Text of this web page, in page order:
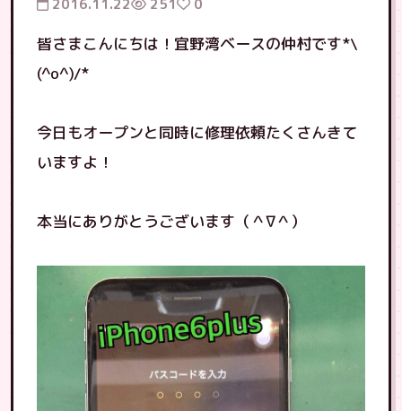
2016.11.22 251 0
皆さまこんにちは！宜野湾ベースの仲村です*\
(^o^)/*
今日もオープンと同時に修理依頼たくさんきて
いますよ！
本当にありがとうございます（＾∇＾）